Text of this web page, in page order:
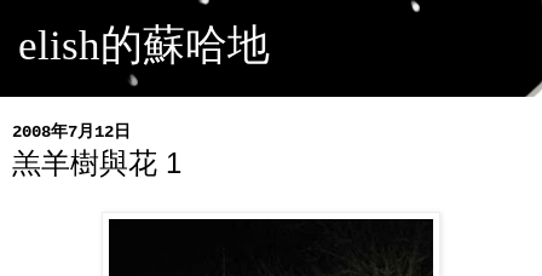
elish的蘇哈地
2008年7月12日
羔羊樹與花 1